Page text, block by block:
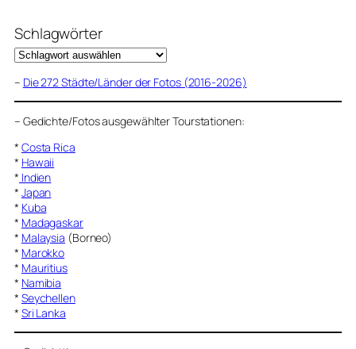
Schlagwörter
– Die 272 Städte/Länder der Fotos (2016-2026)
– Gedichte/Fotos ausgewählter Tourstationen:
* Costa Rica
* Hawaii
* Indien
* Japan
* Kuba
* Madagaskar
* Malaysia (Borneo)
* Marokko
* Mauritius
* Namibia
* Seychellen
* Sri Lanka